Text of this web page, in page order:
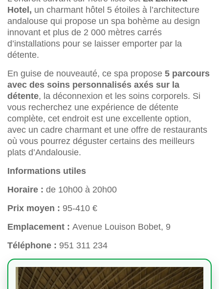
Hotel, un charmant hôtel 5 étoiles à l’architecture
andalouse qui propose un spa bohème au design
innovant et plus de 2 000 mètres carrés
d’installations pour se laisser emporter par la
détente.
En guise de nouveauté, ce spa propose 5 parcours
avec des soins personnalisés axés sur la
détente, la déconnexion et les soins corporels. Si
vous recherchez une expérience de détente
complète, cet endroit est une excellente option,
avec un cadre charmant et une offre de restaurants
où vous pourrez déguster certains des meilleurs
plats d’Andalousie.
Informations utiles
Horaire : de 10h00 à 20h00
Prix moyen : 95-410 €
Emplacement : Avenue Louison Bobet, 9
Téléphone : 951 311 234